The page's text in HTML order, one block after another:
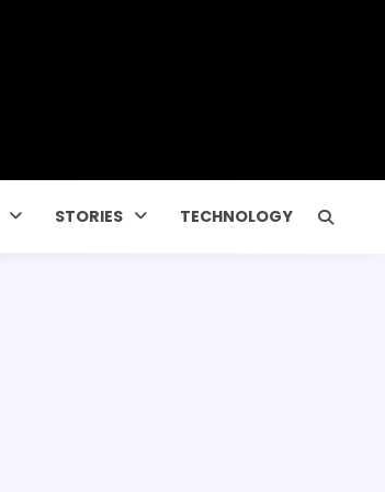
STORIES TECHNOLOGY